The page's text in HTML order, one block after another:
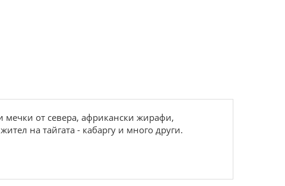
мечки от севера, африкански жирафи,
на тайгата - кабаргу и много други.